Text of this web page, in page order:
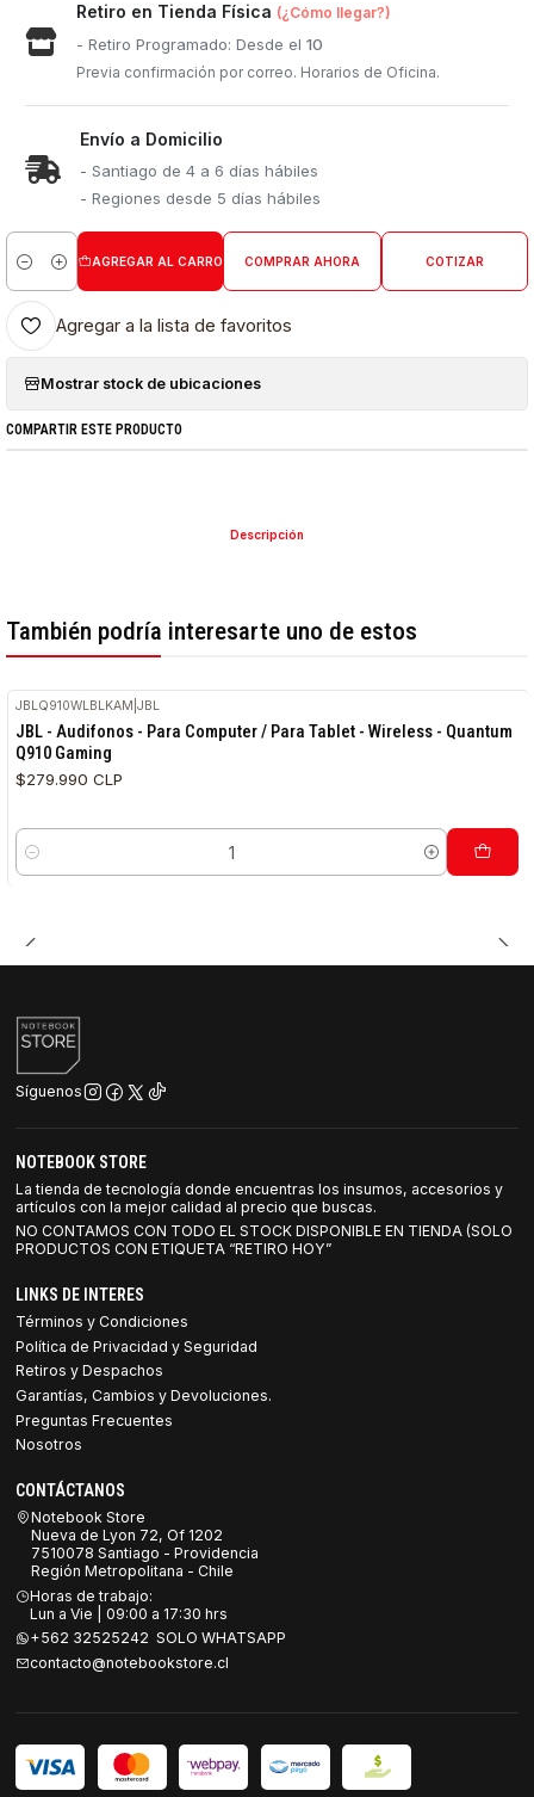
Retiro en Tienda Física (¿Cómo llegar?)
- Retiro Programado: Desde el10
Previa confirmación por correo. Horarios de Oficina.
Envío a Domicilio
- Santiago de 4 a 6 días hábiles
- Regiones desde 5 días hábiles
Cantidad
AGREGAR AL CARRO COMPRAR AHORA COTIZAR
Agregar a la lista de favoritos
Mostrar stock de ubicaciones
COMPARTIR ESTE PRODUCTO
Descripción
También podría interesarte uno de estos
JBLQ910WLBLKAM |JBL
JBL - Audifonos - Para Computer / Para Tablet - Wireless - Quantum
Q910 Gaming
$279.990 CLP
Cantidad
Síguenos
NOTEBOOK STORE
La tienda de tecnología donde encuentras los insumos, accesorios y
artículos con la mejor calidad al precio que buscas.
NO CONTAMOS CON TODO EL STOCK DISPONIBLE EN TIENDA (SOLO
PRODUCTOS CON ETIQUETA “RETIRO HOY”
LINKS DE INTERES
Términos y Condiciones
Política de Privacidad y Seguridad
Retiros y Despachos
Garantías, Cambios y Devoluciones.
Preguntas Frecuentes
Nosotros
CONTÁCTANOS
Notebook Store
Nueva de Lyon 72, Of 1202
7510078 Santiago - Providencia
Región Metropolitana - Chile
Horas de trabajo:
Lun a Vie | 09:00 a 17:30 hrs
+562 32525242 SOLO WHATSAPP
contacto@notebookstore.cl